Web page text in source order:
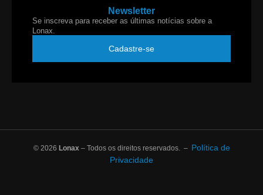
Newsletter
Se inscreva para receber as últimas notícias sobre a
Lonax.
Cadastre-se
© 2026 Lonax– Todos os direitos reservados. – Política de
Privacidade